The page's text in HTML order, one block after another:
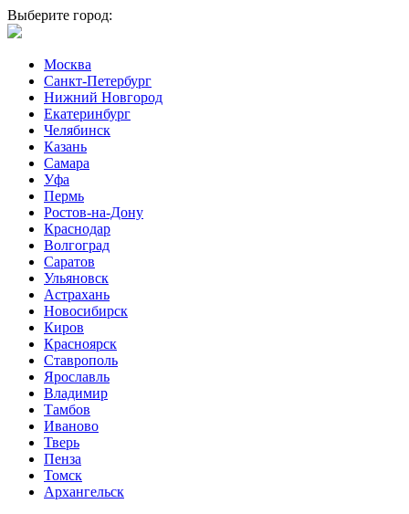
Выберите город:
Москва
Санкт-Петербург
Нижний Новгород
Екатеринбург
Челябинск
Казань
Самара
Уфа
Пермь
Ростов-на-Дону
Краснодар
Волгоград
Саратов
Ульяновск
Астрахань
Новосибирск
Киров
Красноярск
Ставрополь
Ярославль
Владимир
Тамбов
Иваново
Тверь
Пенза
Томск
Архангельск